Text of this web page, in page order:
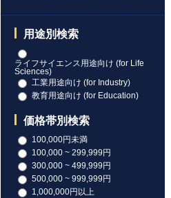
用途別検索
ライフサイエンス用途向け (for Life
Sciences)
工業用途向け (for Industry)
教育用途向け (for Education)
価格帯別検索
100,000円未満
100,000 ~ 299,999円
300,000 ~ 499,999円
500,000 ~ 999,999円
1,000,000円以上